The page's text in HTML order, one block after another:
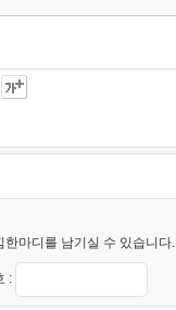
한마디를 남기실 수 있습니다.
: